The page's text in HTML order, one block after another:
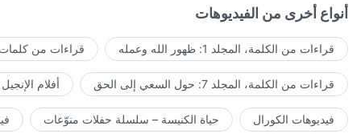
أنواع أخرى من الفيديوهات
قراءات من الكلمة، المجلد 1: ظهور الله وعمله قراءات من كلمات
قراءات من الكلمة، المجلد 7: حول السعي إلى الحق أفلام الإنجيل
فيديوهات الكورال حياة الكنيسة – سلسلة حفلات منوّعات